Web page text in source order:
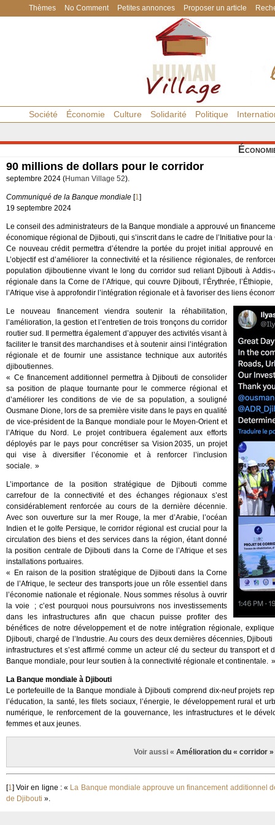
Thèmes No Comment Petites annonces Proposer un article
Société Économie Culture Solidarité Politique
90 millions de dollars pour le corridor
septembre 2024 (Human Village 52).
Communiqué de la Banque mondiale [1]
19 septembre 2024
Le conseil des administrateurs de la Banque mondiale a approuvé un
économique régional de Djibouti, qui s’inscrit dans le cadre de l’Initiative pour la
Ce nouveau crédit permettra d’étendre la portée du projet initial approuvé
L’objectif est d’améliorer la connectivité et la résilience régionales, de
population djiboutienne vivant le long du corridor sud reliant Djibouti à
régionale dans la Corne de l’Afrique, qui couvre Djibouti, l’Érythrée,
l’Afrique vise à approfondir l’intégration régionale et à favoriser des liens
Le nouveau financement viendra soutenir la réhabilitation,
l’amélioration, la gestion et l’entretien de trois tronçons du corridor
routier sud. Il permettra également d’appuyer des activités visant à
faciliter le transit des marchandises et à soutenir ainsi l’intégration
régionale et de fournir une assistance technique aux autorités
djiboutiennes.
« Ce financement additionnel permettra à Djibouti de consolider
sa position de plaque tournante pour le commerce régional et
d’améliorer les conditions de vie de sa population, a souligné
Ousmane Dione, lors de sa première visite dans le pays en qualité
de vice-président de la Banque mondiale pour le Moyen-Orient et
l’Afrique du Nord. Le projet contribuera également aux efforts
déployés par le pays pour concrétiser sa Vision 2035, un projet
qui vise à diversifier l’économie et à renforcer l’inclusion
sociale. »
L’importance de la position stratégique de Djibouti comme
carrefour de la connectivité et des échanges régionaux s’est
considérablement renforcée au cours de la dernière décennie.
Avec son ouverture sur la mer Rouge, la mer d’Arabie, l’océan
Indien et le golfe Persique, le corridor régional est crucial pour la
circulation des biens et des services dans la région, étant donné
la position centrale de Djibouti dans la Corne de l’Afrique et ses
installations portuaires.
« En raison de la position stratégique de Djibouti dans la Corne
de l’Afrique, le secteur des transports joue un rôle essentiel dans
l’économie nationale et régionale. Nous sommes résolus à ouvrir
la voie ; c’est pourquoi nous poursuivrons nos investissements
dans les infrastructures afin que chacun puisse profiter des
bénéfices de notre développement et de notre intégration régionale,
Djibouti, chargé de l’Industrie. Au cours des deux dernières décennies,
infrastructures et s’est affirmé comme un acteur clé du secteur du transport
Banque mondiale, pour leur soutien à la connectivité régionale et continentale. »
La Banque mondiale à Djibouti
Le portefeuille de la Banque mondiale à Djibouti comprend dix-neuf projets
l’éducation, la santé, les filets sociaux, l’énergie, le développement rural et
numérique, le renforcement de la gouvernance, les infrastructures et le
femmes et aux jeunes.
Voir aussi « Amélioration du « corridor
[1]Voir en ligne : « La Banque mondiale approuve un financement additionnel
de Djibouti ».